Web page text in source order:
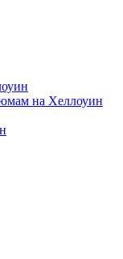
на Хеллоуин